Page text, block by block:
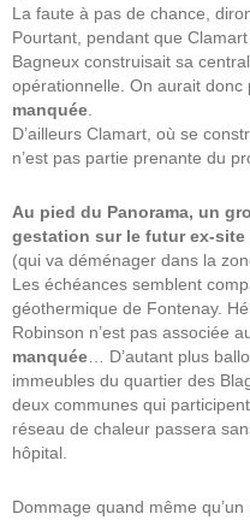
La faute à pas de chance,
Pourtant, pendant que
Bagneux construisait sa
opérationnelle. On aurait donc
manquée
D’ailleurs Clamart, où se
n’est pas partie prenante du
Au pied du Panorama, un
gestation sur le futur ex-site
(qui va déménager dans la
Les échéances semblent
géothermique de Fontenay.
Robinson n’est pas associée
manquée … D’autant plus
immeubles du quartier des
deux communes qui
réseau de chaleur passera
hôpital.
Dommage quand même